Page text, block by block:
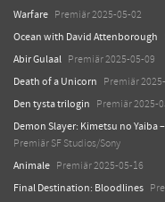
Warfare Premiär 2025-05-02
Ocean with David Attenborough
Abir Gulaal Premiär 2025-05-09
Death of a Unicorn Premiär
Den tysta trilogin Premiär 2025-
Demon Slayer: Kimetsu no Yaiba
Premiär SF Studios/Sony
Animale Premiär 2025-05-16
Final Destination: Bloodlines